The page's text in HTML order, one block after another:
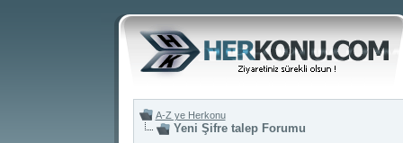
A-Z ye Herkonu
Yeni Şifre talep Forumu